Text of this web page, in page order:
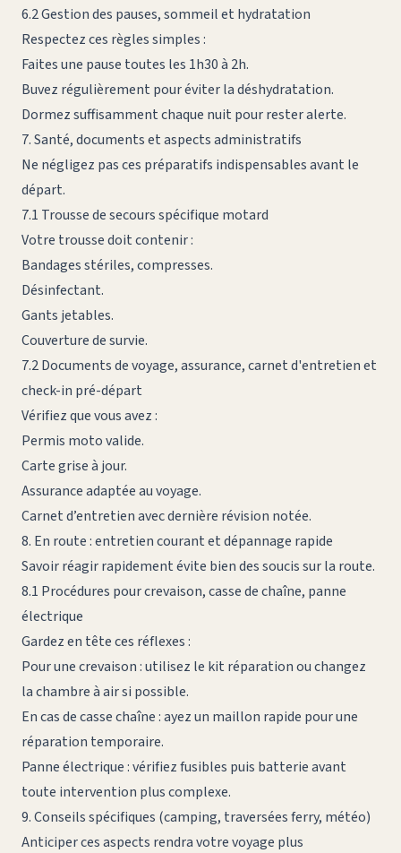
6.2 Gestion des pauses, sommeil et hydratation
Respectez ces règles simples :
Faites une pause toutes les 1h30 à 2h.
Buvez régulièrement pour éviter la déshydratation.
Dormez suffisamment chaque nuit pour rester alerte.
7. Santé, documents et aspects administratifs
Ne négligez pas ces préparatifs indispensables avant le
départ.
7.1 Trousse de secours spécifique motard
Votre trousse doit contenir :
Bandages stériles, compresses.
Désinfectant.
Gants jetables.
Couverture de survie.
7.2 Documents de voyage, assurance, carnet d'entretien et
check-in pré-départ
Vérifiez que vous avez :
Permis moto valide.
Carte grise à jour.
Assurance adaptée au voyage.
Carnet d’entretien avec dernière révision notée.
8. En route : entretien courant et dépannage rapide
Savoir réagir rapidement évite bien des soucis sur la route.
8.1 Procédures pour crevaison, casse de chaîne, panne
électrique
Gardez en tête ces réflexes :
Pour une crevaison : utilisez le kit réparation ou changez
la chambre à air si possible.
En cas de casse chaîne : ayez un maillon rapide pour une
réparation temporaire.
Panne électrique : vérifiez fusibles puis batterie avant
toute intervention plus complexe.
9. Conseils spécifiques (camping, traversées ferry, météo)
Anticiper ces aspects rendra votre voyage plus